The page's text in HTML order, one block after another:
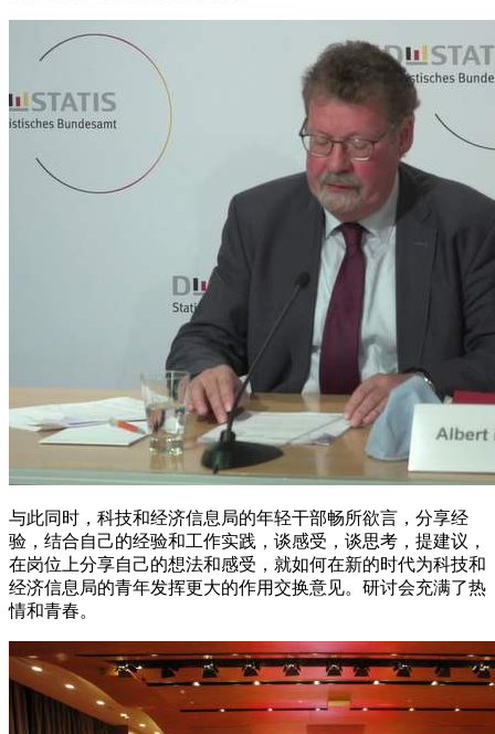
与此同时，科技和经济信息局的年轻干部畅所欲言，分享经
验，结合自己的经验和工作实践，谈感受，谈思考，提建议，
在岗位上分享自己的想法和感受，就如何在新的时代为科技和
经济信息局的青年发挥更大的作用交换意见。研讨会充满了热
情和青春。